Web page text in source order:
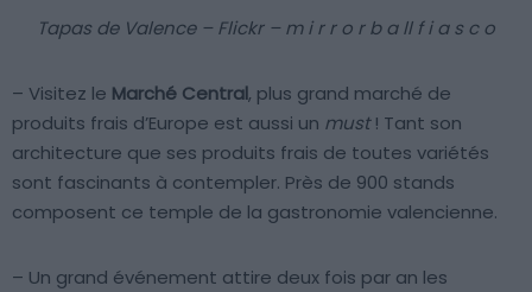
Tapas de Valence – Flickr – m i r r o r b a ll f i a s c o
– Visitez le Marché Central, plus grand marché de
produits frais d’Europe est aussi un must! Tant son
architecture que ses produits frais de toutes variétés
sont fascinants à contempler. Près de 900 stands
composent ce temple de la gastronomie valencienne.
– Un grand événement attire deux fois par an les